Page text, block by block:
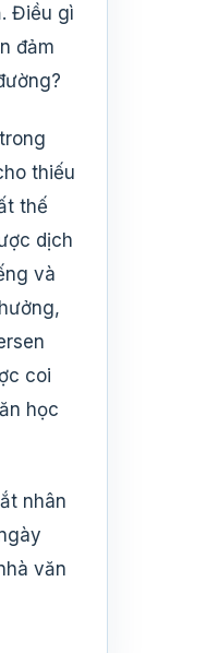
Điều gì
đảm
thiếu
thế
dịch
và
coi
học
nhân
văn